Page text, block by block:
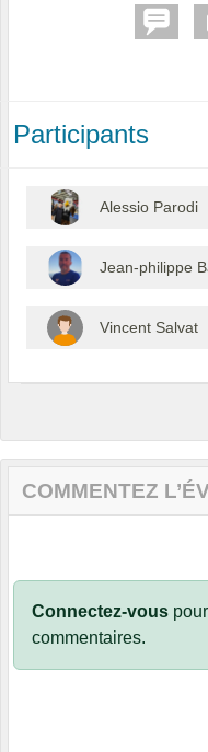
Participants
Alessio Parodi
Jean-philippe
Vincent Salvat
COMMENTEZ
Connectez-vous
commentaires.